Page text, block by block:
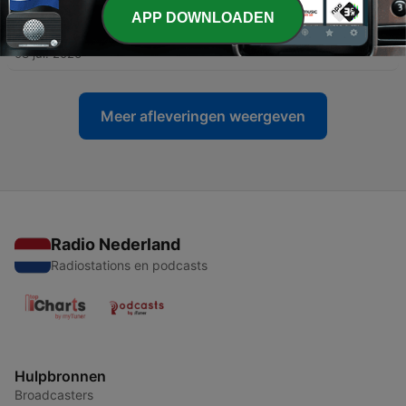
341 - Afl. 339 Overeten om een probleem in je leven
03 jul. 2026
Meer afleveringen weergeven
Radio Nederland
Radiostations en podcasts
Hulpbronnen
Broadcasters
APP DOWNLOADEN